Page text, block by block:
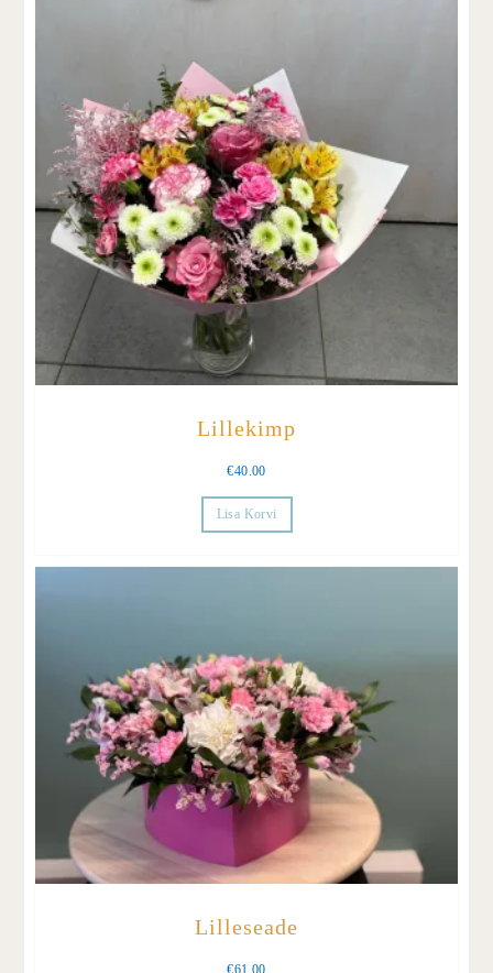
Lillekimp
€40.00
Lisa Korvi
Lilleseade
€61.00